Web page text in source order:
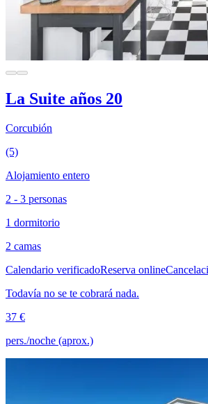
La Suite años 20
Corcubión
(5)
Alojamiento entero
2 - 3 personas
1 dormitorio
2 camas
Calendario verificadoReserva online
Todavía no se te cobrará nada.
37 €
pers./noche (aprox.)